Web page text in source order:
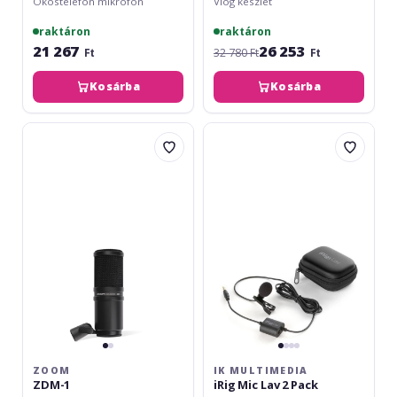
raktáron
21 267 Ft
Kosárba
raktáron
32 780 Ft26 253 Ft
Kosárba
Zoom
ZOOM
ZDM-1
IK
IK MULTIMEDIA
iRig Mic Lav 2 Pack